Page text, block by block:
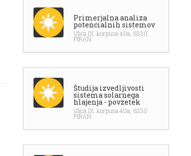
Primerjalna analiza
potencialnih sistemov
Ulica IX. korpusa 40a, 6330
PIRAN
Študija izvedljivosti
sistema solarnega
hlajenja - povzetek
Ulica IX. korpusa 40a, 6330
PIRAN